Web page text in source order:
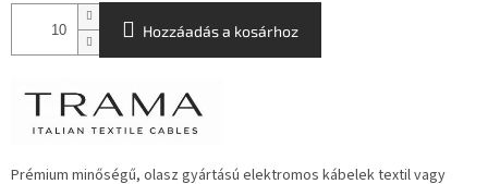
Hozzáadás a kosárhoz
Prémium minőségű, olasz gyártású elektromos kábelek textil vagy